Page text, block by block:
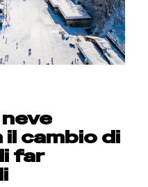
neve
cambio di
far